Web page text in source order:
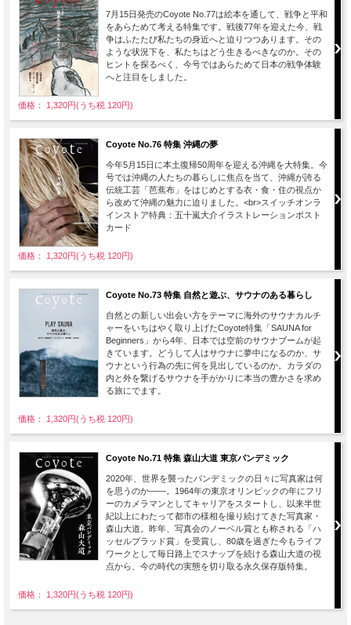
7月15日発売のCoyote No.77は絵本を通して、戦争と平和
をあらためて考える特集です。戦後77年を迎えた今、戦
争はふたたび私たちの身近へと迫りつつあります。その
ような状況下を、私たちはどう生きるべきなのか。その
ヒントを探るべく、今号ではあらためて日本の戦争体験
へと注目をしました。
価格： 1,320円(うち税 120円)
Coyote No.76 特集 沖縄の夢
今年5月15日に本土復帰50周年を迎える沖縄を大特集。今
号では沖縄の人たちの暮らしに焦点を当て、沖縄が誇る
伝統工芸「芭蕉布」をはじめとする衣・食・住の視点か
ら改めて沖縄の魅力に迫りました。<br>スイッチオンラ
インストア特典：五十嵐大介イラストレーションポスト
カード
価格： 1,320円(うち税 120円)
Coyote No.73 特集 自然と遊ぶ、サウナのある暮らし
自然との新しい出会い方をテーマに海外のサウナカルチ
ャーをいちはやく取り上げたCoyote特集「SAUNA for
Beginners」から4年、日本では空前のサウナブームが起
きています。どうして人はサウナに夢中になるのか、サ
ウナという行為の先に何を見出しているのか。カラダの
内と外を繋げるサウナを手がかりに本当の豊かさを求め
る旅にでます。
価格： 1,320円(うち税 120円)
Coyote No.71 特集 森山大道 東京パンデミック
2020年、世界を襲ったパンデミックの日々に写真家は何
を思うのか――。1964年の東京オリンピックの年にフリ
ーのカメラマンとしてキャリアをスタートし、以来半世
紀以上にわたって都市の様相を撮り続けてきた写真家・
森山大道。昨年、写真会のノーベル賞とも称される「ハ
ッセルブラッド賞」を受賞し、80歳を過ぎた今もライフ
ワークとして毎日路上でスナップを続ける森山大道の視
点から、今の時代の実態を切り取る永久保存版特集。
価格： 1,320円(うち税 120円)